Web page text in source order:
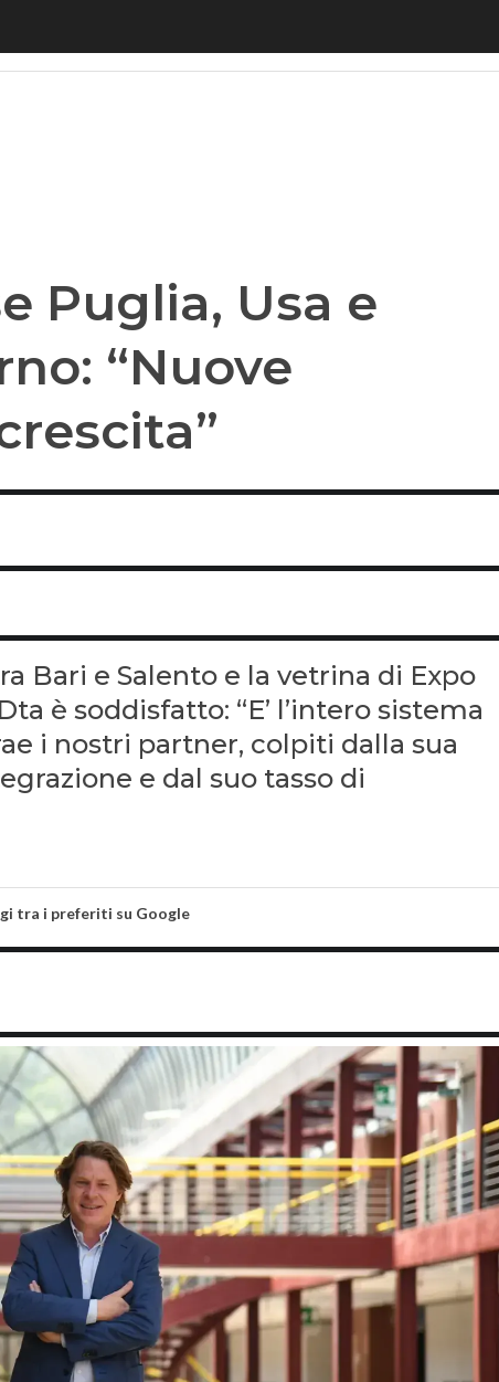
Puglia, Usa e Giappone. Acierno: “Nuove
Puglia, Usa e
“Nuove
Bari e Salento e la vetrina di Expo
è soddisfatto: “E’ l’intero sistema
i nostri partner, colpiti dalla sua
e dal suo tasso di
tra i preferiti su Google
C
Charlene
D
Distretto Tecnologico Aerospaziale